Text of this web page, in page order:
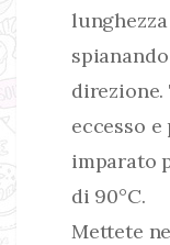
eccesso
imparato
di 90°C.
Mettete